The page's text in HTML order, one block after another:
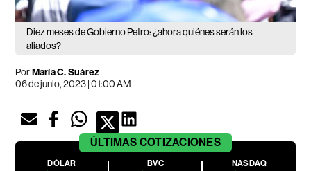
Diez meses de Gobierno Petro: ¿ahora quiénes serán los
aliados?
PorMaría C. Suárez
06 de junio, 2023 | 01:00 AM
ÚLTIMAS COTIZACIONES
DÓLAR
BVC
NASDAQ